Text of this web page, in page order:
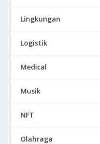
Lingkungan
Logistik
Medical
Musik
NFT
Olahraga